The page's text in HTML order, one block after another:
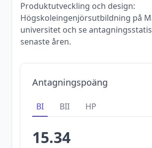
Produktutveckling och design:
Högskoleingenjörsutbildning på
universitet och se
senaste åren.
Antagningspoäng
BI BII HP
15.34